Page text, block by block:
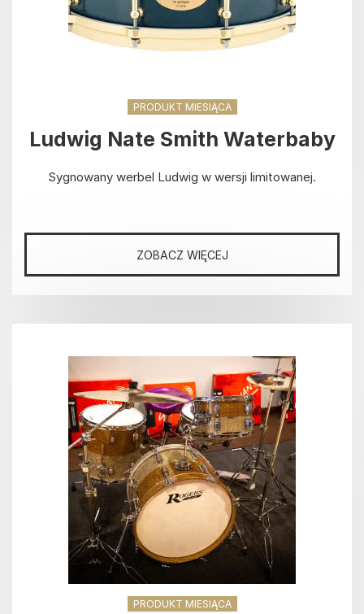
PRODUKT MIESIĄCA
Ludwig Nate Smith Waterbaby
Sygnowany werbel Ludwig w wersji limitowanej.
ZOBACZ WIĘCEJ
PRODUKT MIESIĄCA